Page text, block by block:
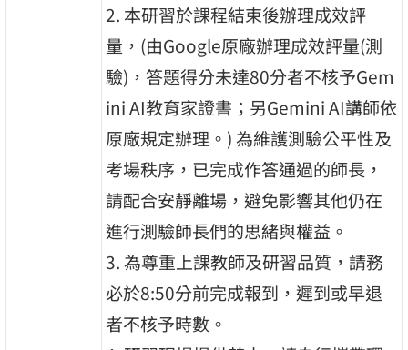
2. 本研習於課程結束後辦理成效評
量，(由Google原廠辦理成效評量(測
驗)，答題得分未達80分者不核予Gem
ini AI教育家證書；另Gemini AI講師依
原廠規定辦理。) 為維護測驗公平性及
考場秩序，已完成作答通過的師長，
請配合安靜離場，避免影響其他仍在
進行測驗師長們的思緒與權益。
3. 為尊重上課教師及研習品質，請務
必於8:50分前完成報到，遲到或早退
者不核予時數。